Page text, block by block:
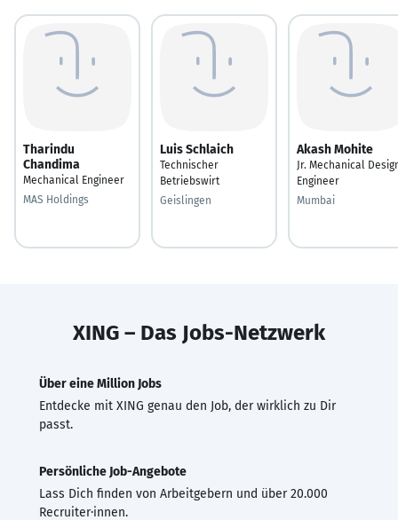
Tharindu
Chandima
Mechanical Engineer
MAS Holdings
Luis Schlaich
Technischer
Betriebswirt
Geislingen
Akash Mohite
Jr. Mechanical
Engineer
Mumbai
XING – Das Jobs-Netzwerk
Über eine Million Jobs
Entdecke mit XING genau den Job, der wirklich zu Dir
passt.
Persönliche Job-Angebote
Lass Dich finden von Arbeitgebern und über 20.000
Recruiter·innen.